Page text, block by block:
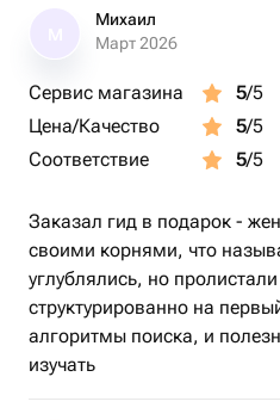
Вы дарите ценностный
восстановить связь
📞 Что входит в сертификат?
* Персональная онлайн-
генеалогом;
* Разбор конкретной
* Пояснения: где искать
Михаил
Март 2026
Сервис магазина 5/5
Цена/Качество
5/5
Соответствие
5/5
Заказал гид в подарок -
своими корнями, что
углублялись, но
структурированно на
алгоритмы поиска, и
изучать